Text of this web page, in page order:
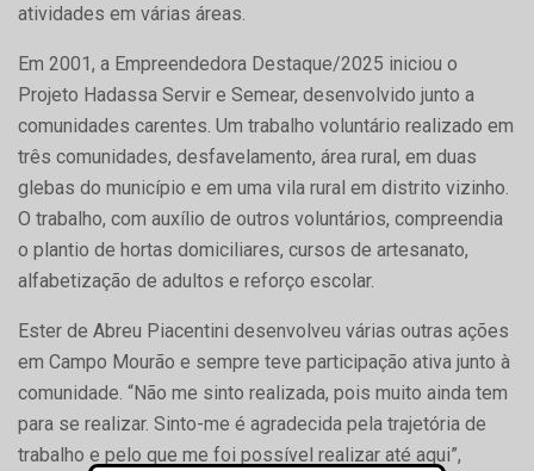
atividades em várias áreas.
Em 2001, a Empreendedora Destaque/2025 iniciou o
Projeto Hadassa Servir e Semear, desenvolvido junto a
comunidades carentes. Um trabalho voluntário realizado em
três comunidades, desfavelamento, área rural, em duas
glebas do município e em uma vila rural em distrito vizinho.
O trabalho, com auxílio de outros voluntários, compreendia
o plantio de hortas domiciliares, cursos de artesanato,
alfabetização de adultos e reforço escolar.
Ester de Abreu Piacentini desenvolveu várias outras ações
em Campo Mourão e sempre teve participação ativa junto à
comunidade. “Não me sinto realizada, pois muito ainda tem
para se realizar. Sinto-me é agradecida pela trajetória de
trabalho e pelo que me foi possível realizar até aqui”,